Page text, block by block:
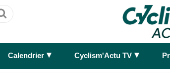
Ok
Calendrier ► Cyclism'Actu TV ►